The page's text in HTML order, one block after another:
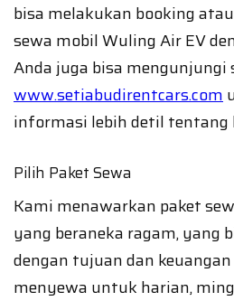
bisa melakukan booking
sewa mobil Wuling Air EV
Anda juga bisa
www.setiabudirentcars.com
informasi lebih detil tentang
Pilih Paket Sewa
Kami menawarkan paket
yang beraneka ragam, yang
dengan tujuan dan
menyewa untuk harian,